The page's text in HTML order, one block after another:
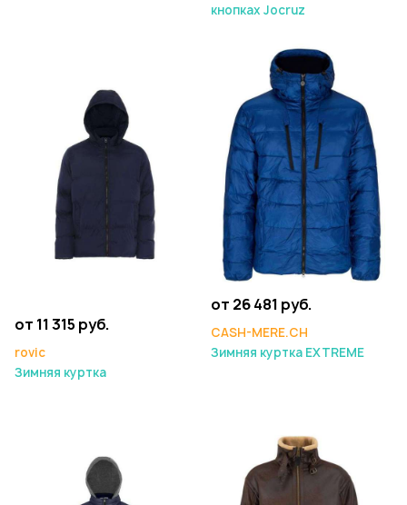
кнопках Jocruz
от 11 315 руб.
rovic
Зимняя куртка
от 26 481 руб.
CASH-MERE.CH
Зимняя куртка EXTREME